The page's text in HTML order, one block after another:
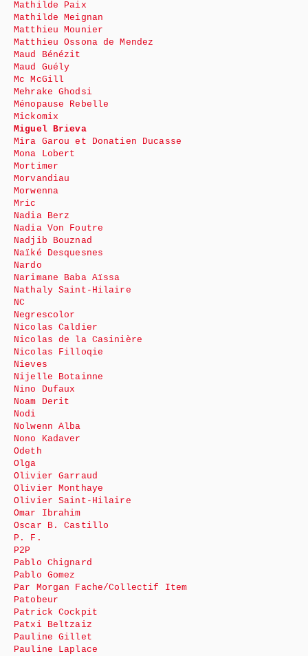
Mathilde Paix
Mathilde Meignan
Matthieu Mounier
Matthieu Ossona de Mendez
Maud Bénézit
Maud Guély
Mc McGill
Mehrake Ghodsi
Ménopause Rebelle
Mickomix
Miguel Brieva
Mira Garou et Donatien Ducasse
Mona Lobert
Mortimer
Morvandiau
Morwenna
Mric
Nadia Berz
Nadia Von Foutre
Nadjib Bouznad
Naïké Desquesnes
Nardo
Narimane Baba Aïssa
Nathaly Saint-Hilaire
NC
Negrescolor
Nicolas Caldier
Nicolas de la Casinière
Nicolas Filloqie
Nieves
Nijelle Botainne
Nino Dufaux
Noam Derit
Nodi
Nolwenn Alba
Nono Kadaver
Odeth
Olga
Olivier Garraud
Olivier Monthaye
Olivier Saint-Hilaire
Omar Ibrahim
Oscar B. Castillo
P. F.
P2P
Pablo Chignard
Pablo Gomez
Par Morgan Fache/Collectif Item
Patobeur
Patrick Cockpit
Patxi Beltzaiz
Pauline Gillet
Pauline Laplace